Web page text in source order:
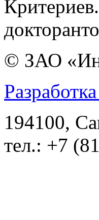
© ЗАО
194100,
тел.: +7